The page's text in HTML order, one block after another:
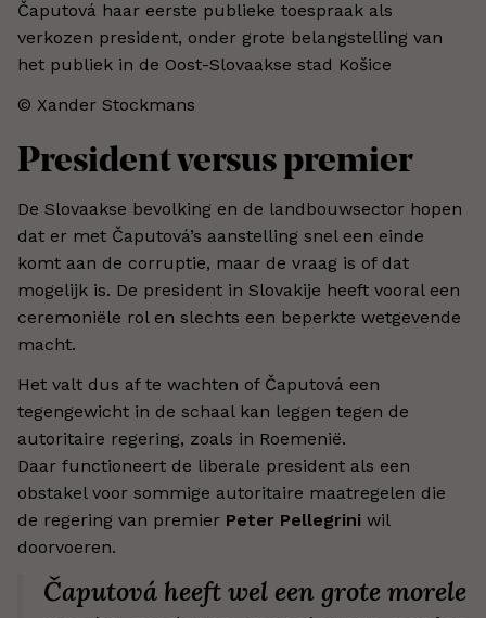
Čaputová haar eerste publieke toespraak als
verkozen president, onder grote belangstelling van
het publiek in de Oost-Slovaakse stad Košice
© Xander Stockmans
President versus premier
De Slovaakse bevolking en de landbouwsector hopen
dat er met Čaputová’s aanstelling snel een einde
komt aan de corruptie, maar de vraag is of dat
mogelijk is. De president in Slovakije heeft vooral een
ceremoniële rol en slechts een beperkte wetgevende
macht.
Het valt dus af te wachten of Čaputová een
tegengewicht in de schaal kan leggen tegen de
autoritaire regering, zoals in Roemenië.
Daar functioneert de liberale president als een
obstakel voor sommige autoritaire maatregelen die
de regering van premier Peter Pellegrini wil
doorvoeren.
Čaputová heeft wel een grote morele